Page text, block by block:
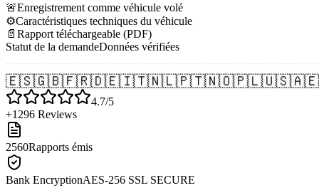
🚨Enregistrement comme véhicule volé
⚙️Caractéristiques techniques du véhicule
📄 Rapport téléchargeable (PDF)
Statut de la demandeDonnées vérifiées
🇪🇸🇬🇧🇫🇷🇩🇪🇮🇹🇳🇱🇵🇹🇳🇴🇵🇱🇺🇸🇦🇪
4.7/5
+1296 Reviews
2560Rapports émis
Bank EncryptionAES-256 SSL SECURE